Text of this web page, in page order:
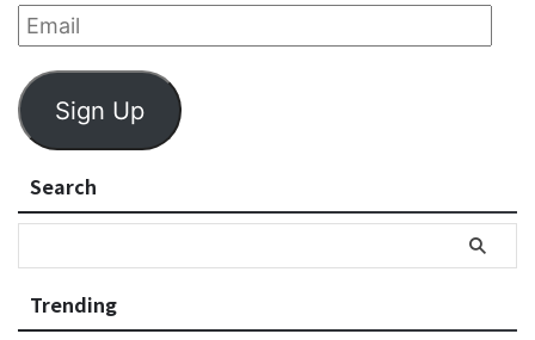
Sign Up
Search
Trending